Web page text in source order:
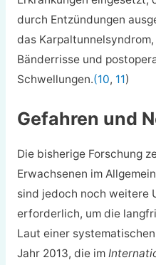
durch Entzündungen
das
Bänderrisse und
Schwellungen.(10, 11)
Gefahren und
Die bisherige Forschung
Erwachsenen im
sind jedoch noch weitere
erforderlich, um die
Laut einer
Jahr 2013, die im